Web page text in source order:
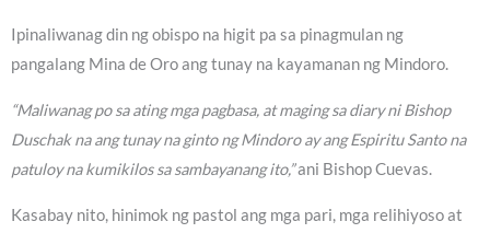
Ipinaliwanag din ng obispo na higit pa sa pinagmulan ng
pangalang Mina de Oro ang tunay na kayamanan ng Mindoro.
“Maliwanag po sa ating mga pagbasa, at maging sa diary ni Bishop
Duschak na ang tunay na ginto ng Mindoro ay ang Espiritu Santo na
patuloy na kumikilos sa sambayanang ito,”ani Bishop Cuevas.
Kasabay nito, hinimok ng pastol ang mga pari, mga relihiyoso at